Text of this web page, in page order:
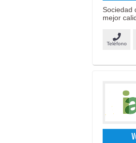
Sociedad
mejor
Teléfono